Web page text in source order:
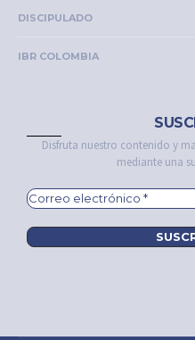
DISCIPULADO
IBR COLOMBIA
Disfruta nuestro contenido y
mediante una